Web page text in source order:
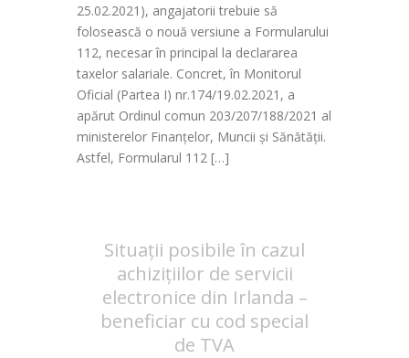
25.02.2021), angajatorii trebuie să
folosească o nouă versiune a Formularului
112, necesar în principal la declararea
taxelor salariale. Concret, în Monitorul
Oficial (Partea I) nr.174/19.02.2021, a
apărut Ordinul comun 203/207/188/2021 al
ministerelor Finanțelor, Muncii și Sănătății.
Astfel, Formularul 112 […]
Situații posibile în cazul
achizițiilor de servicii
electronice din Irlanda –
beneficiar cu cod special
de TVA